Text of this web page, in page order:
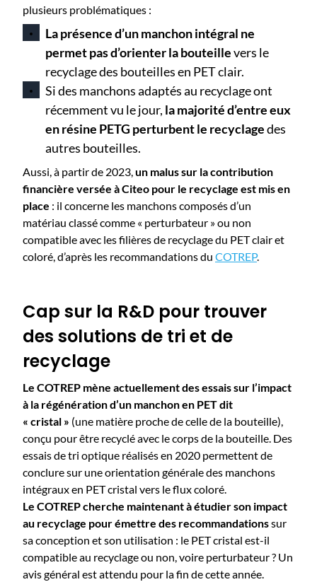
plusieurs problématiques :
La présence d’un manchon intégral ne
permet pas d’orienter la bouteillevers le
recyclage des bouteilles en PET clair.
Si des manchons adaptés au recyclage ont
récemment vu le jour, la majorité d’entre eux
en résine PETG perturbent le recyclagedes
autres bouteilles.
Aussi, à partir de 2023, un malus sur la contribution
financière versée à Citeo pour le recyclage est mis en
place : il concerne les manchons composés d’un
matériau classé comme « perturbateur » ou non
compatible avec les filières de recyclage du PET clair et
coloré, d’après les recommandations du COTREP.
Cap sur la R&D pour trouver
des solutions de tri et de
recyclage
Le COTREP mène actuellement des essais sur l’impact
à la régénération d’un manchon en PET dit
« cristal » (une matière proche de celle de la bouteille),
conçu pour être recyclé avec le corps de la bouteille. Des
essais de tri optique réalisés en 2020 permettent de
conclure sur une orientation générale des manchons
intégraux en PET cristal vers le flux coloré.
Le COTREP cherche maintenant à étudier son impact
au recyclage pour émettre des recommandationssur
sa conception et son utilisation : le PET cristal est-il
compatible au recyclage ou non, voire perturbateur ? Un
avis général est attendu pour la fin de cette année.